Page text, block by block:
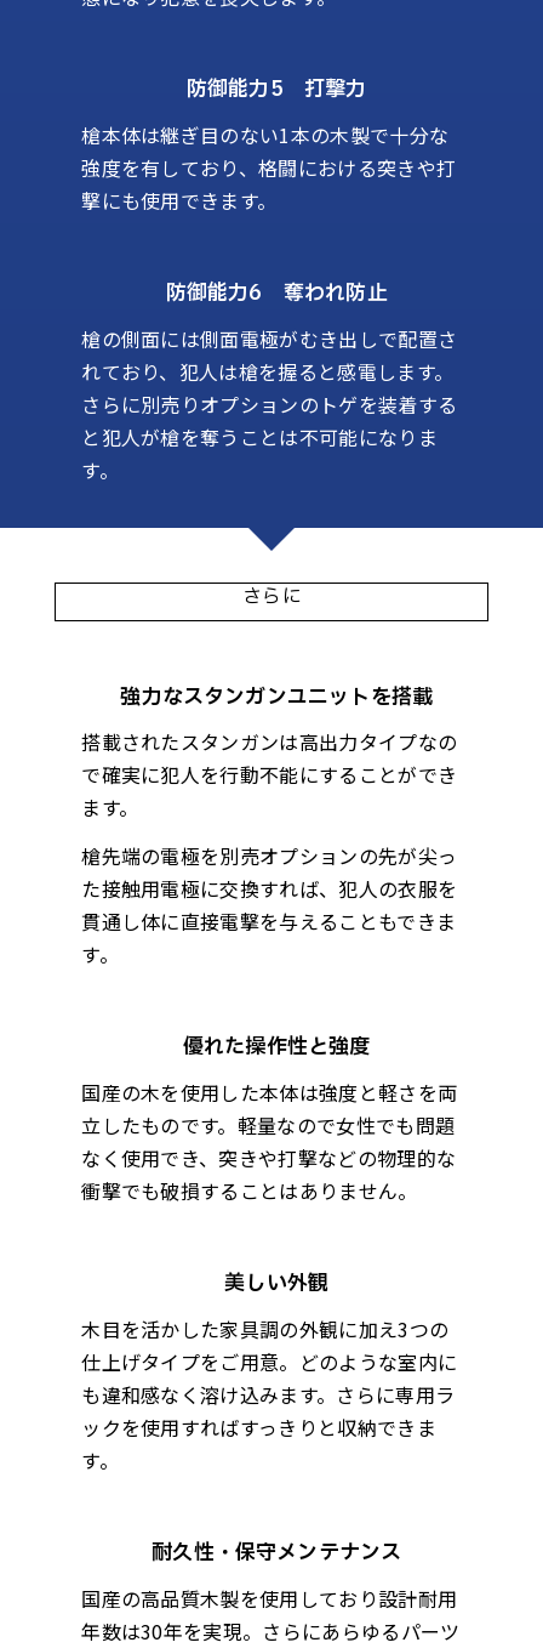
防御能力5 打撃力
槍本体は継ぎ目のない1本の木製で十分な
強度を有しており、格闘における突きや打
撃にも使用できます。
防御能力6 奪われ防止
槍の側面には側面電極がむき出しで配置さ
れており、犯人は槍を握ると感電します。
さらに別売りオプションのトゲを装着する
と犯人が槍を奪うことは不可能になりま
す。
さらに
強力なスタンガンユニットを搭載
搭載されたスタンガンは高出力タイプなの
で確実に犯人を行動不能にすることができ
ます。
槍先端の電極を別売オプションの先が尖っ
た接触用電極に交換すれば、犯人の衣服を
貫通し体に直接電撃を与えることもできま
す。
優れた操作性と強度
国産の木を使用した本体は強度と軽さを両
立したものです。軽量なので女性でも問題
なく使用でき、突きや打撃などの物理的な
衝撃でも破損することはありません。
美しい外観
木目を活かした家具調の外観に加え3つの
仕上げタイプをご用意。どのような室内に
も違和感なく溶け込みます。さらに専用ラ
ックを使用すればすっきりと収納できま
す。
耐久性・保守メンテナンス
国産の高品質木製を使用しており設計耐用
年数は30年を実現。さらにあらゆるパーツ